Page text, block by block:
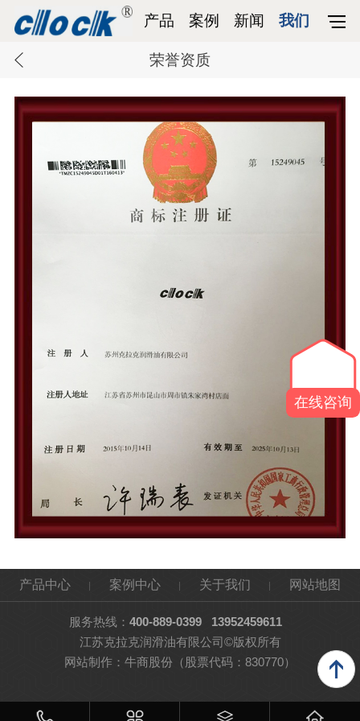
产品 案例 新闻 我们
荣誉资质
产品中心 案例中心 关于我们 网站地图
服务热线： 400-889-0399
13952459611
江苏克拉克润滑油有限公司©版权所有
网站制作： 牛商股份 （股票代码：830770）
在线咨询